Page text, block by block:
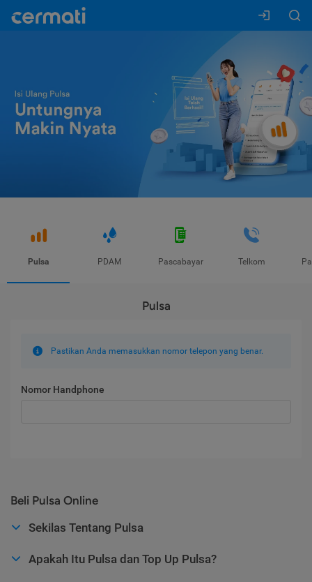
Pulsa PDAM Pascabayar Telkom
Pulsa
Pastikan Anda memasukkan nomor telepon yang benar.
Nomor Handphone
Beli Pulsa Online
Sekilas Tentang Pulsa
Apakah Itu Pulsa dan Top Up Pulsa?